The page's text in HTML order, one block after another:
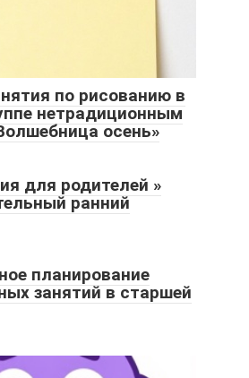
по рисованию в
нетрадиционным
осень»
для родителей »
ранний
планирование
занятий в старшей